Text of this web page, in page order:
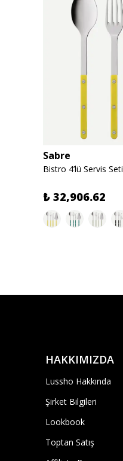
Sabre
Bistro 4’lü Servis Seti
₺ 32,906.62
HAKKIMIZDA
Lussho Hakkında
Şirket Bilgileri
Lookbook
Toptan Satış